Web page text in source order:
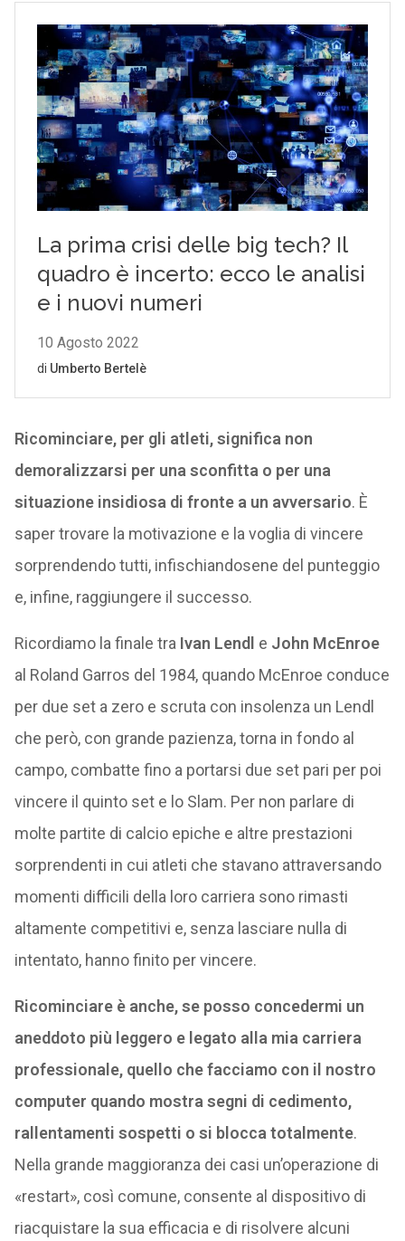
Ricominciare, per gli atleti, significa non
demoralizzarsi per una sconfitta o per una
situazione insidiosa di fronte a un avversario. È
saper trovare la motivazione e la voglia di vincere
sorprendendo tutti, infischiandosene del punteggio
e, infine, raggiungere il successo.
Ricordiamo la finale tra Ivan Lendl e John McEnroe
al Roland Garros del 1984, quando McEnroe conduce
per due set a zero e scruta con insolenza un Lendl
che però, con grande pazienza, torna in fondo al
campo, combatte fino a portarsi due set pari per poi
vincere il quinto set e lo Slam. Per non parlare di
molte partite di calcio epiche e altre prestazioni
sorprendenti in cui atleti che stavano attraversando
momenti difficili della loro carriera sono rimasti
altamente competitivi e, senza lasciare nulla di
intentato, hanno finito per vincere.
Ricominciare è anche, se posso concedermi un
aneddoto più leggero e legato alla mia carriera
professionale, quello che facciamo con il nostro
computer quando mostra segni di cedimento,
rallentamenti sospetti o si blocca totalmente.
Nella grande maggioranza dei casi un’operazione di
«restart», così comune, consente al dispositivo di
riacquistare la sua efficacia e di risolvere alcuni